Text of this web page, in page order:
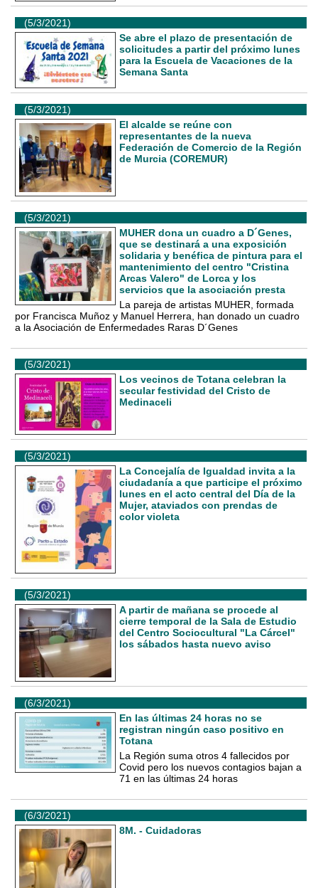
(5/3/2021)
Se abre el plazo de presentación de
solicitudes a partir del próximo lunes
para la Escuela de Vacaciones de la
Semana Santa
(5/3/2021)
El alcalde se reúne con
representantes de la nueva
Federación de Comercio de la Región
de Murcia (COREMUR)
(5/3/2021)
MUHER dona un cuadro a D´Genes,
que se destinará a una exposición
solidaria y benéfica de pintura para el
mantenimiento del centro "Cristina
Arcas Valero" de Lorca y los
servicios que la asociación presta
La pareja de artistas MUHER, formada
por Francisca Muñoz y Manuel Herrera, han donado un cuadro
a la Asociación de Enfermedades Raras D´Genes
(5/3/2021)
Los vecinos de Totana celebran la
secular festividad del Cristo de
Medinaceli
(5/3/2021)
La Concejalía de Igualdad invita a la
ciudadanía a que participe el próximo
lunes en el acto central del Día de la
Mujer, ataviados con prendas de
color violeta
(5/3/2021)
A partir de mañana se procede al
cierre temporal de la Sala de Estudio
del Centro Sociocultural "La Cárcel"
los sábados hasta nuevo aviso
(6/3/2021)
En las últimas 24 horas no se
registran ningún caso positivo en
Totana
La Región suma otros 4 fallecidos por
Covid pero los nuevos contagios bajan a
71 en las últimas 24 horas
(6/3/2021)
8M. - Cuidadoras